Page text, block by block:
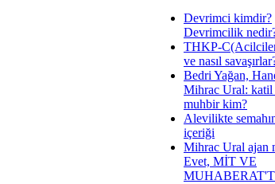
Devrimci kimdir?
Devrimcilik
THKP-
ve nasıl
Bedri Yağan,
Mihrac Ural: katil
muhbir kim?
Alevilikte
içeriği
Mihrac Ural ajan
Evet, MİT VE